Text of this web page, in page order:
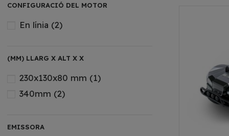
CONFIGURACIÓ DEL MOTOR
En línia (2)
(MM) LLARG X ALT X X
230x130x80 mm (1)
340mm (2)
EMISSORA